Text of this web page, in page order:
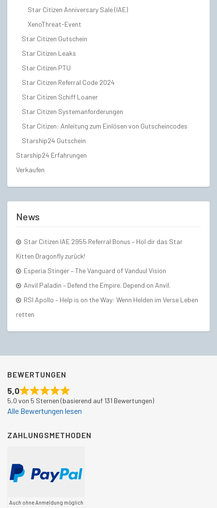
Star Citizen Anniversary Sale (IAE)
XenoThreat-Event
Star Citizen Gutschein
Star Citizen Leaks
Star Citizen PTU
Star Citizen Referral Code 2024
Star Citizen Schiff Loaner
Star Citizen Systemanforderungen
Star Citizen: Anleitung zum Einlösen von Gutscheincodes
Starship24 Gutschein
Starship24 Erfahrungen
Verkaufen
News
Star Citizen IAE 2955 Referral Bonus – Hol dir das Star
Kitten Dragonfly zurück!
Esperia Stinger – The Vanguard of Vanduul Vision
Anvil Paladin – Defend the Empire. Depend on Anvil.
RSI Apollo – Help is on the Way: Wenn Helden im Verse Leben
retten
BEWERTUNGEN
5,0
5,0 von 5 Sternen (basierend auf 131 Bewertungen)
Alle Bewertungen lesen
ZAHLUNGSMETHODEN
Auch ohne Anmeldung möglich